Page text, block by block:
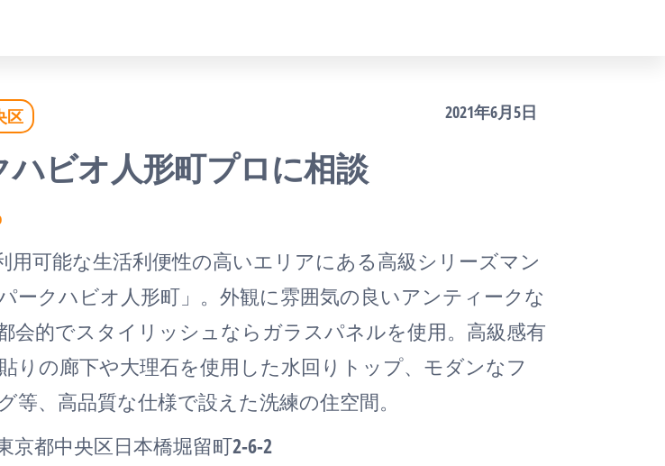
区 2021年6月5日
ハビオ人形町プロに相談
用可能な生活利便性の高いエリアにある高級シリーズマン
ークハビオ人形町」。外観に雰囲気の良いアンティークな
会的でスタイリッシュならガラスパネルを使用。高級感有
りの廊下や大理石を使用した水回りトップ、モダンなフ
等、高品質な仕様で設えた洗練の住空間。
都中央区日本橋堀留町2-6-2